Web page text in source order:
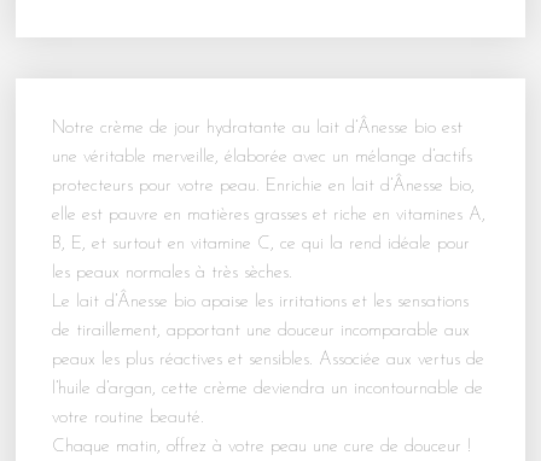
Notre crème de jour hydratante au lait d’Ânesse bio est
une véritable merveille, élaborée avec un mélange d’actifs
protecteurs pour votre peau. Enrichie en lait d’Ânesse bio,
elle est pauvre en matières grasses et riche en vitamines A,
B, E, et surtout en vitamine C, ce qui la rend idéale pour
les peaux normales à très sèches.
Le lait d’Ânesse bio apaise les irritations et les sensations
de tiraillement, apportant une douceur incomparable aux
peaux les plus réactives et sensibles. Associée aux vertus de
l’huile d’argan, cette crème deviendra un incontournable de
votre routine beauté.
Chaque matin, offrez à votre peau une cure de douceur !